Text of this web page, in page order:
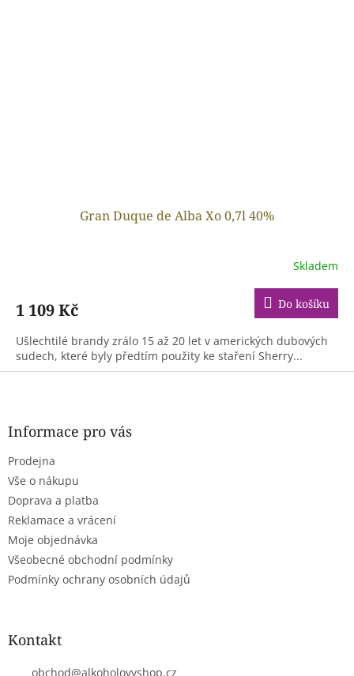
Gran Duque de Alba Xo 0,7l 40%
Skladem
1 109 Kč Do košíku
Ušlechtilé brandy zrálo 15 až 20 let v amerických dubových
sudech, které byly předtím použity ke staření Sherry...
Z
Informace pro vás
Prodejna
Vše o nákupu
Doprava a platba
Reklamace a vrácení
Moje objednávka
Všeobecné obchodní podmínky
Podmínky ochrany osobních údajů
Kontakt
obchod@alkoholovyshop.cz